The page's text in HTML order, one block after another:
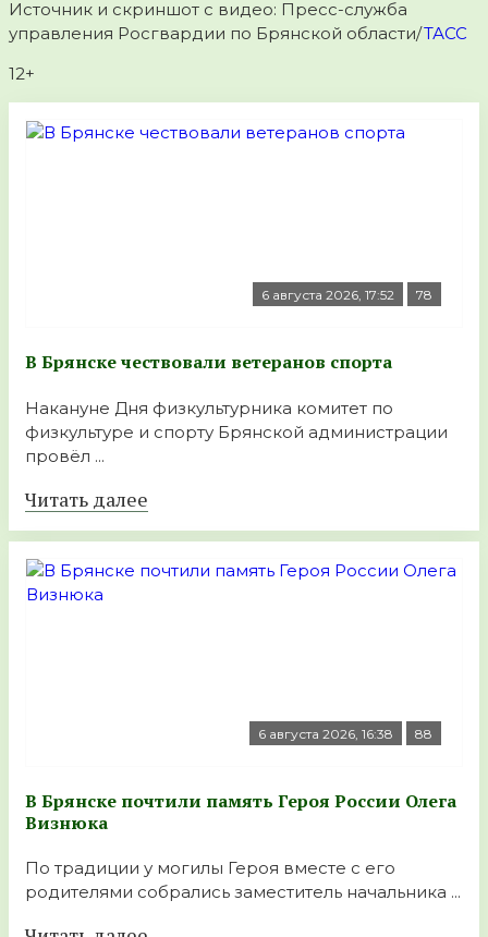
Источник и скриншот с видео: Пресс-служба
управления Росгвардии по Брянской области/ТАСС
12+
6 августа 2026, 17:52 78
В Брянске чествовали ветеранов спорта
Накануне Дня физкультурника комитет по
физкультуре и спорту Брянской администрации
провёл ...
Читать далее
6 августа 2026, 16:38 88
В Брянске почтили память Героя России Олега
Визнюка
По традиции у могилы Героя вместе с его
родителями собрались заместитель начальника ...